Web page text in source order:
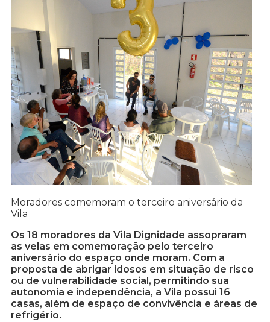
Moradores comemoram o terceiro aniversário da
Vila
Os 18 moradores da Vila Dignidade assopraram
as velas em comemoração pelo terceiro
aniversário do espaço onde moram. Com a
proposta de abrigar idosos em situação de risco
ou de vulnerabilidade social, permitindo sua
autonomia e independência, a Vila possui 16
casas, além de espaço de convivência e áreas de
refrigério.